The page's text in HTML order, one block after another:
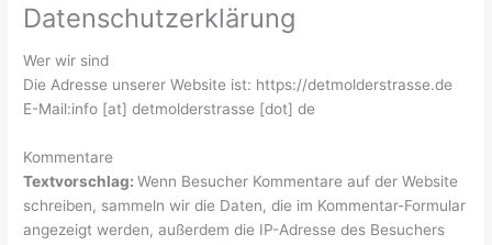
Datenschutzerklärung
Wer wir sind
Die Adresse unserer Website ist: https://detmolderstrasse.de
E-Mail:info [at] detmolderstrasse [dot] de
Kommentare
Textvorschlag:Wenn Besucher Kommentare auf der Website
schreiben, sammeln wir die Daten, die im Kommentar-Formular
angezeigt werden, außerdem die IP-Adresse des Besuchers